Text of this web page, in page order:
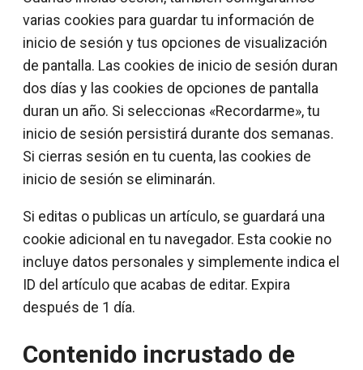
varias cookies para guardar tu información de
inicio de sesión y tus opciones de visualización
de pantalla. Las cookies de inicio de sesión duran
dos días y las cookies de opciones de pantalla
duran un año. Si seleccionas «Recordarme», tu
inicio de sesión persistirá durante dos semanas.
Si cierras sesión en tu cuenta, las cookies de
inicio de sesión se eliminarán.
Si editas o publicas un artículo, se guardará una
cookie adicional en tu navegador. Esta cookie no
incluye datos personales y simplemente indica el
ID del artículo que acabas de editar. Expira
después de 1 día.
Contenido incrustado de